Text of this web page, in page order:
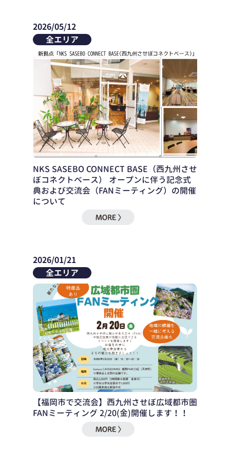
2026/05/12
全エリア
NKS SASEBO CONNECT BASE（西九州させ
ぼコネクトベース） オープンに伴う記念式
典および交流会（FANミーティング）の開催
について
2026/01/21
全エリア
【福岡市で交流会】西九州させぼ広域都市圏
FANミーティング 2/20(金)開催します！！